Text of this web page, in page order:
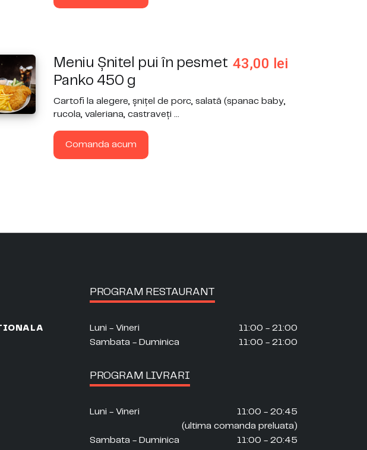
Meniu Șnitel pui în pesmet
Panko 450 g
43,00 lei
Cartofi la alegere, șnițel de porc, salată (spanac baby,
rucola, valeriana, castraveți ...
Comanda acum
PROGRAM RESTAURANT
Luni - Vineri
11:00 - 21:00
Sambata - Duminica
11:00 - 21:00
PROGRAM LIVRARI
Luni - Vineri
11:00 - 20:45
(ultima comanda preluata)
Sambata - Duminica
11:00 - 20:45